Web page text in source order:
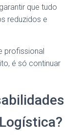
que tudo
reduzidos e
profissional
é só continuar